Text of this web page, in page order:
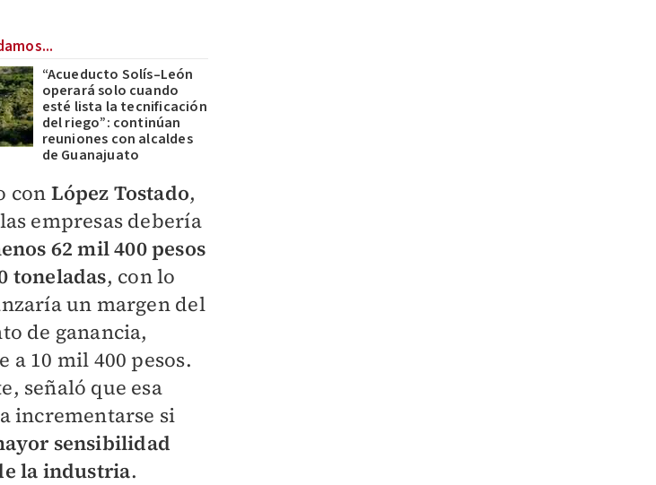
“Acueducto Solís–León
operará solo cuando
esté lista la tecnificación
del riego”: continúan
reuniones con alcaldes
de Guanajuato
conLópez Tostado,
empresas debería
62 mil 400 pesos
toneladas, con lo
un margen del
de ganancia,
a 10 mil 400 pesos.
señaló que esa
incrementarse si
sensibilidad
la industria.